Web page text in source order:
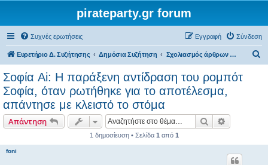
pirateparty.gr forum
Συχνές ερωτήσεις Σύνδεση
Εγγραφή
Ευρετήριο Δ. Συζήτησης Δημόσια Συζήτηση Σχολιασμός άρθρων του διαδικτύου
Σοφία Ai: Η παράξενη αντίδραση του ρομπότ
Σοφία, όταν ρωτήθηκε για το αποτέλεσμα,
απάντησε με κλειστό το στόμα
Απάντηση Αναζήτηση
1 δημοσίευση • Σελίδα 1 από 1
foni